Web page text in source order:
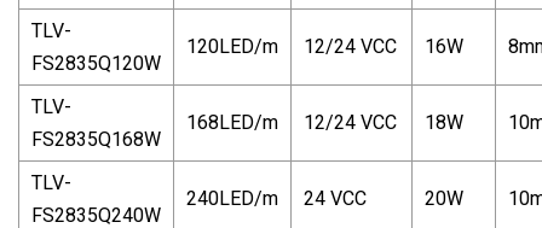
TLV-
FS2835Q120W
120LED/m 12/24 VCC 16W
TLV-
FS2835Q168W
168LED/m 12/24 VCC 18W
TLV-
FS2835Q240W
240LED/m 24 VCC 20W